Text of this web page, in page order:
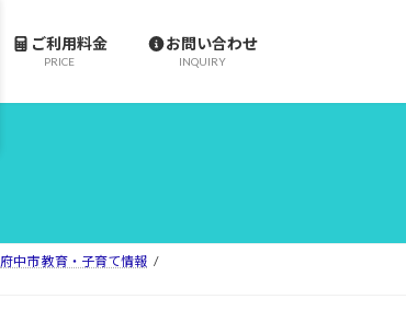
ご利用料金
PRICE
お問い合わせ
INQUIRY
府中市 教育・子育て情報